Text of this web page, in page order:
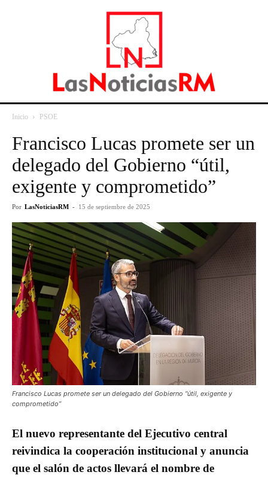
Inicio PSOE
Francisco Lucas promete ser un
delegado del Gobierno “útil,
exigente y comprometido”
Por LasNoticiasRM - 15 de septiembre de 2025
Francisco Lucas promete ser un delegado del Gobierno “útil, exigente y
comprometido”
El nuevo representante del Ejecutivo central
reivindica la cooperación institucional y anuncia
que el salón de actos llevará el nombre de